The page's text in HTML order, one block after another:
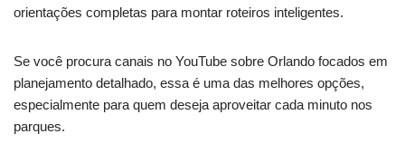
orientações completas para montar roteiros inteligentes.
Se você procura canais no YouTube sobre Orlando focados em
planejamento detalhado, essa é uma das melhores opções,
especialmente para quem deseja aproveitar cada minuto nos
parques.